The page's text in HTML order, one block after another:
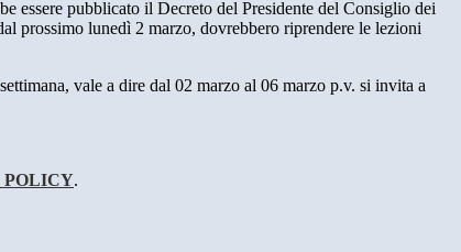
essere pubblicato il Decreto del Presidente del Consiglio dei
prossimo lunedì 2 marzo, dovrebbero riprendere le lezioni
vale a dire dal 02 marzo al 06 marzo p.v. si invita a
POLICY.